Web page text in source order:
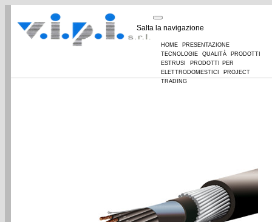
Salta la navigazione
home presentazione
tecnologie qualità prodotti
estrusi prodotti per
elettrodomestici project
trading